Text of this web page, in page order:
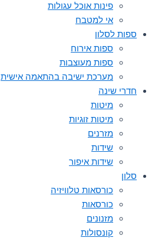
פינות אוכל עגולות
אי למטבח
ספות לסלון
ספות אירוח
ספות מעוצבות
מערכת ישיבה בהתאמה אישית
חדרי שינה
מיטות
מיטות זוגיות
מזרנים
שידות
שידות איפור
סלון
כורסאות טלוויזיה
כורסאות
מזנונים
קונסולות